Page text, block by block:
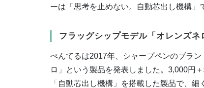
ーは「思考を止めない。自動芯出し機構」
フラッグシップモデル「オレンズ
ぺんてるは2017年、シャープペンのブラ
ロ」という製品を発表しました。3,000円
「自動芯出し機構」を搭載した製品で、